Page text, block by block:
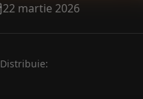
22 martie 2026
Distribuie: